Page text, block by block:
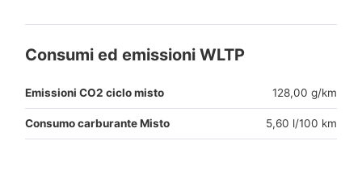
Consumi ed emissioni WLTP
Emissioni CO2 ciclo misto 128,00 g/km
Consumo carburante Misto 5,60 l/100 km